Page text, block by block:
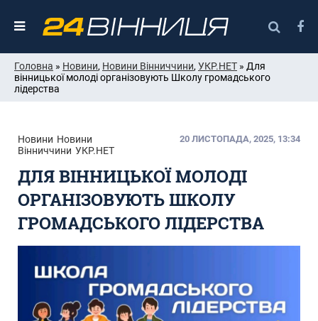
Головна » Новини, Новини Вінниччини, УКР.НЕТ » Для
вінницької молоді організовують Школу громадського
лідерства
Новини Новини
Вінниччини УКР.НЕТ
20 ЛИСТОПАДА, 2025, 13:34
ДЛЯ ВІННИЦЬКОЇ МОЛОДІ
ОРГАНІЗОВУЮТЬ ШКОЛУ
ГРОМАДСЬКОГО ЛІДЕРСТВА